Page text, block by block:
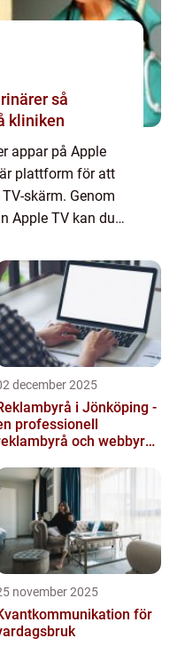
så
kliniken
appar på Apple
plattform för att
skärm. Genom
Apple TV kan du
användbara
december 2025
i Jönköping -
professionell
och webbyrå
november 2025
för